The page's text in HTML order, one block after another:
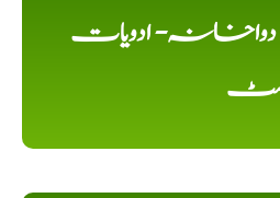
دواخانہ- ادویات